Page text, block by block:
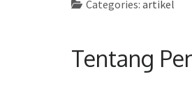
Categories: artikel
Tentang